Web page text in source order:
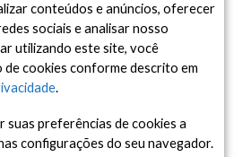
conteúdos e anúncios, oferecer
sociais e analisar nosso
utilizando este site, você
de cookies conforme descrito em
.
suas preferências de cookies a
configurações do seu navegador.